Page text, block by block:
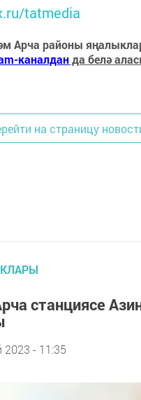
tatmedia
Арча районы
каналданда белә
на страницу
станциясе
2023 - 11:35